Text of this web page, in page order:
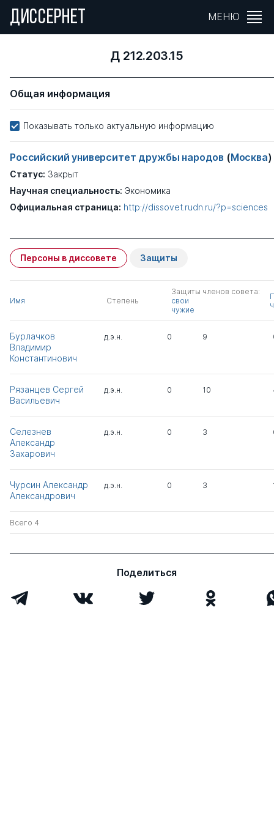
ДИССЕРНЕТ МЕНЮ
Д 212.203.15
Общая информация
Показывать только актуальную информацию
Российский университет дружбы народов (Москва)
Статус: Закрыт
Научная специальность: Экономика
Официальная страница: http://dissovet.rudn.ru/?p=sciences
Персоны в диссовете Защиты
Имя Степень
Защиты членов совета:
свои
чужие
Бурлачков
Владимир
Константинович
д.э.н. 0 9
Рязанцев Сергей
Васильевич
д.э.н. 0 10
Селезнев
Александр
Захарович
д.э.н. 0 3
Чурсин Александр
Александрович
д.э.н. 0 3
Всего 4
Поделиться